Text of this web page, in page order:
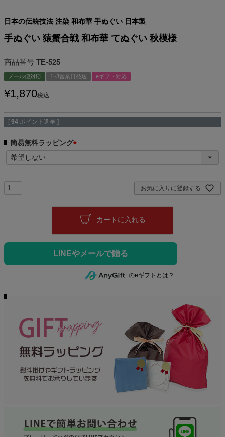
日本の伝統技法 注染 和布華 手ぬぐい 日本製
手ぬぐい 猿蟹合戦 和布華 てぬぐい 秋模様
商品番号 TE-525
メール便対応 1~3営業日発送 eギフト対応
¥1,870税込
[ 94 ポイント進呈 ]
簡易無料ラッピング
必
お気に入りに登録する
カートに入れる
のeギフトとは？